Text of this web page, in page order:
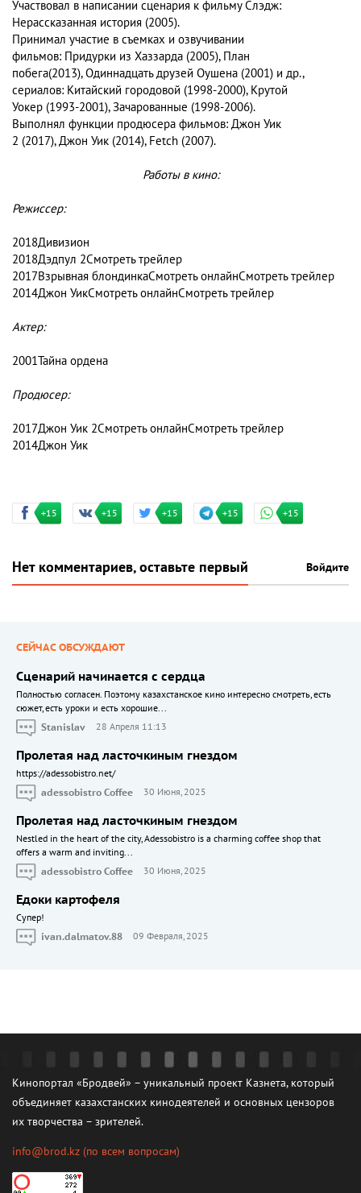
Участвовал в написании сценария к фильму Слэдж:
Нерассказанная история (2005).
Принимал участие в съемках и озвучивании
фильмов: Придурки из Хаззарда (2005), План
побега(2013), Одиннадцать друзей Оушена (2001) и др.,
сериалов: Китайский городовой (1998-2000), Крутой
Уокер (1993-2001), Зачарованные (1998-2006).
Выполнял функции продюсера фильмов: Джон Уик
2 (2017), Джон Уик (2014), Fetch (2007).
Работы в кино:
Режиссер:
2018Дивизион
2018Дэдпул 2Смотреть трейлер
2017Взрывная блондинкаСмотреть онлайнСмотреть трейлер
2014Джон УикСмотреть онлайнСмотреть трейлер
Актер:
2001Тайна ордена
Продюсер:
2017Джон Уик 2Смотреть онлайнСмотреть трейлер
2014Джон Уик
+15 +15 +15 +15 +15
Нет комментариев, оставьте первый Войдите
СЕЙЧАС ОБСУЖДАЮТ
Сценарий начинается с сердца
Полностью согласен. Поэтому казахстанское кино интересно смотреть, есть
сюжет, есть уроки и есть хорошие...
Stanislav
28 Апреля 11:13
Пролетая над ласточкиным гнездом
https://adessobistro.net/
adessobistro Coffee
30 Июня, 2025
Пролетая над ласточкиным гнездом
Nestled in the heart of the city, Adessobistro is a charming coffee shop that
offers a warm and inviting...
adessobistro Coffee
30 Июня, 2025
Едоки картофеля
Cупер!
ivan.dalmatov.88
09 Февраля, 2025
Кинопортал «Бродвей» – уникальный проект Казнета, который
объединяет казахстанских кинодеятелей и основных цензоров
их творчества – зрителей.
info@brod.kz (по всем вопросам)